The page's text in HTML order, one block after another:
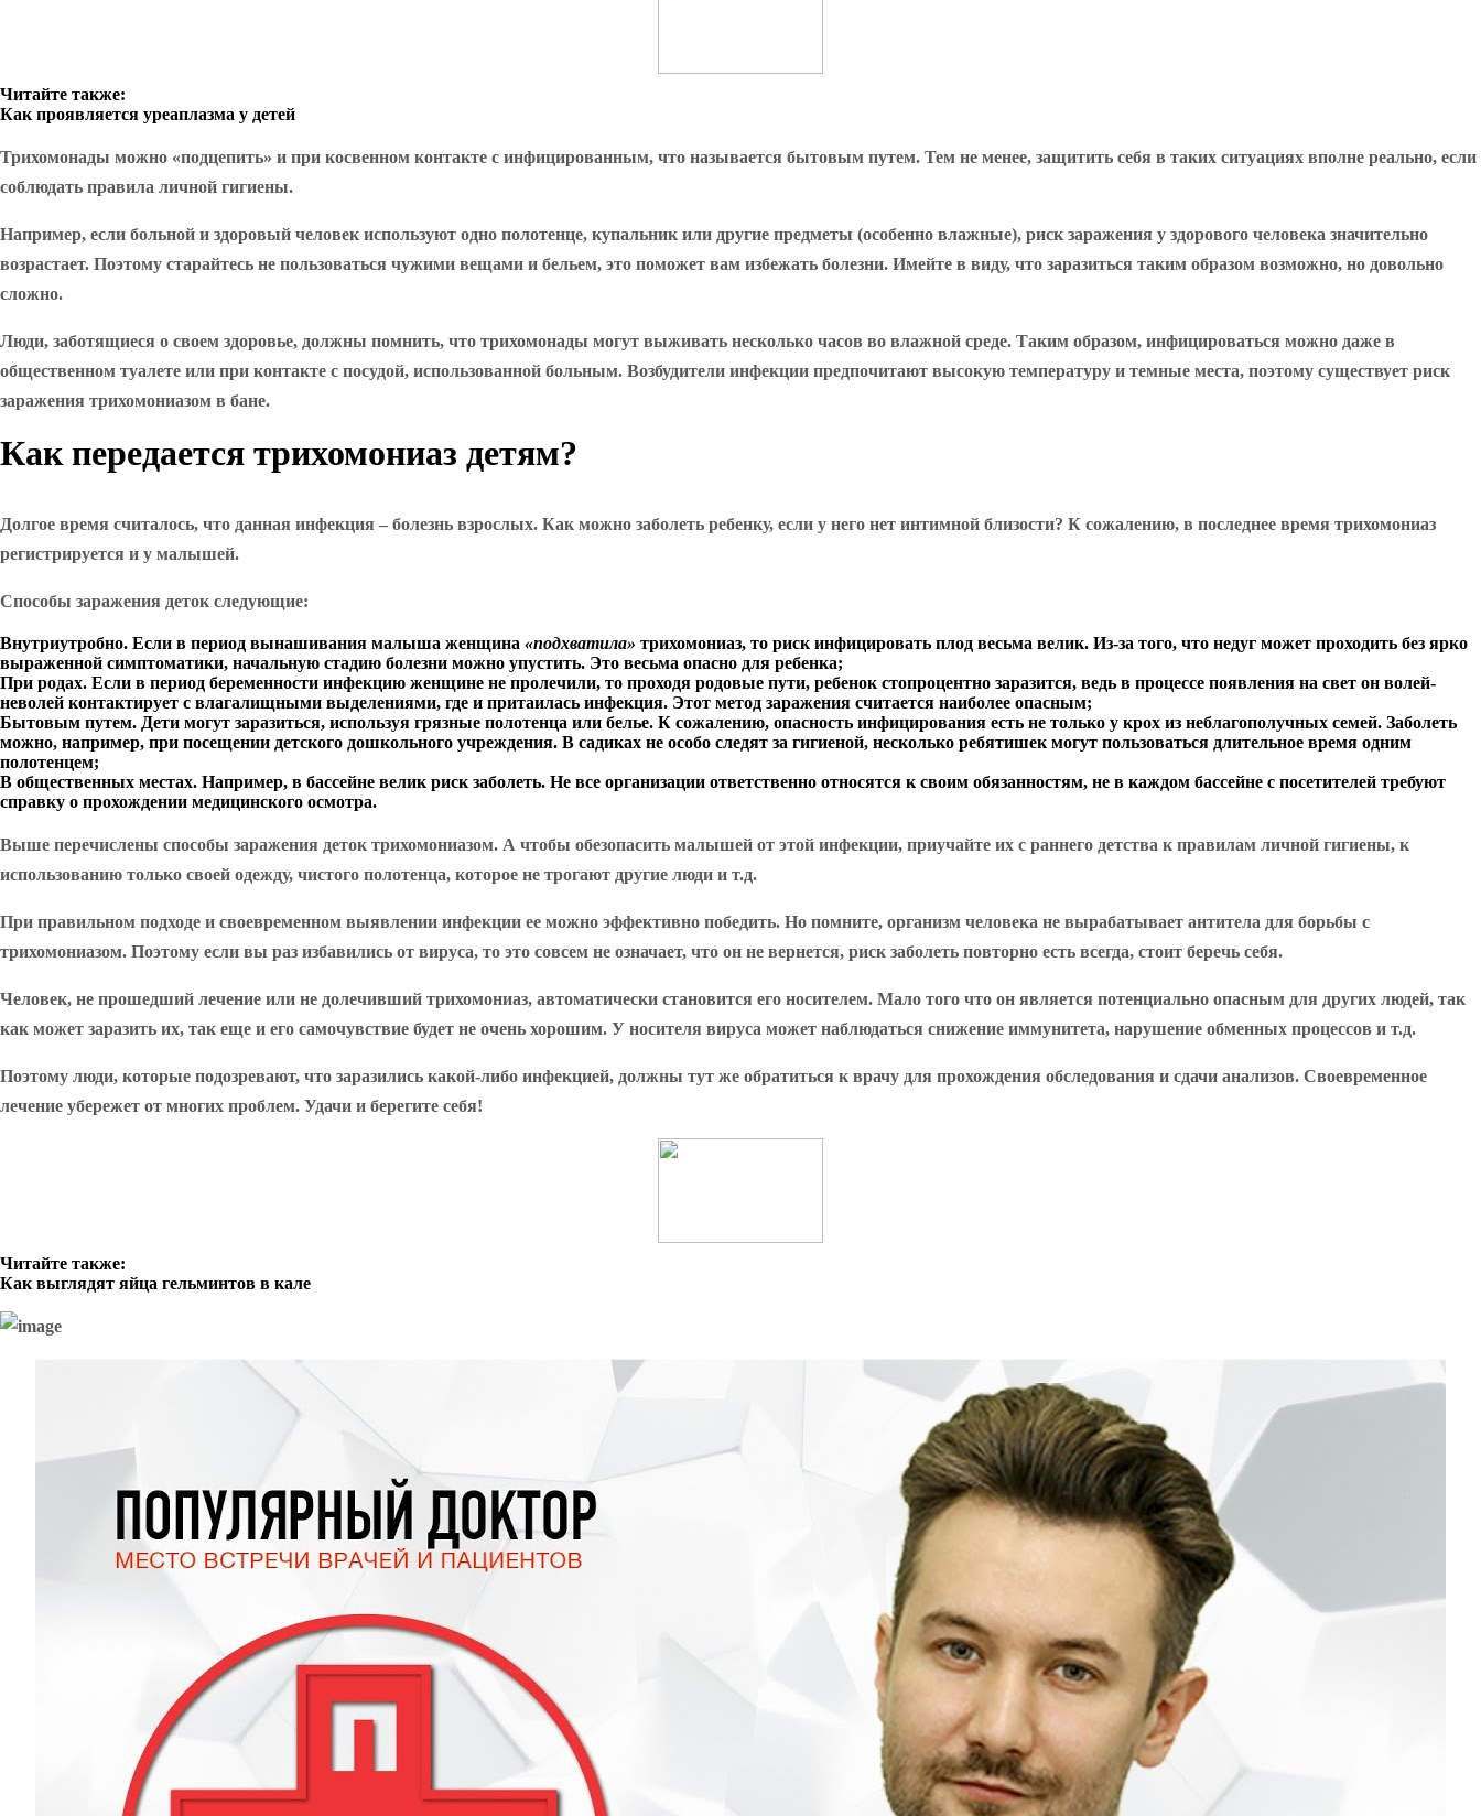
Читайте также:
Как проявляется уреаплазма у детей
Трихомонады можно «подцепить» и при косвенном контакте с инфицированным, что называется бытовым путем. Тем не менее, защитить себя в таких ситуациях вполне реально, если
соблюдать правила личной гигиены.
Например, если больной и здоровый человек используют одно полотенце, купальник или другие предметы (особенно влажные), риск заражения у здорового человека значительно
возрастает. Поэтому старайтесь не пользоваться чужими вещами и бельем, это поможет вам избежать болезни. Имейте в виду, что заразиться таким образом возможно, но довольно
сложно.
Люди, заботящиеся о своем здоровье, должны помнить, что трихомонады могут выживать несколько часов во влажной среде. Таким образом, инфицироваться можно даже в
общественном туалете или при контакте с посудой, использованной больным. Возбудители инфекции предпочитают высокую температуру и темные места, поэтому существует риск
заражения трихомониазом в бане.
Как передается трихомониаз детям?
Долгое время считалось, что данная инфекция – болезнь взрослых. Как можно заболеть ребенку, если у него нет интимной близости? К сожалению, в последнее время трихомониаз
регистрируется и у малышей.
Способы заражения деток следующие:
Внутриутробно. Если в период вынашивания малыша женщина «подхватила» трихомониаз, то риск инфицировать плод весьма велик. Из-за того, что недуг может проходить без ярко
выраженной симптоматики, начальную стадию болезни можно упустить. Это весьма опасно для ребенка;
При родах. Если в период беременности инфекцию женщине не пролечили, то проходя родовые пути, ребенок стопроцентно заразится, ведь в процессе появления на свет он волей-
неволей контактирует с влагалищными выделениями, где и притаилась инфекция. Этот метод заражения считается наиболее опасным;
Бытовым путем. Дети могут заразиться, используя грязные полотенца или белье. К сожалению, опасность инфицирования есть не только у крох из неблагополучных семей. Заболеть
можно, например, при посещении детского дошкольного учреждения. В садиках не особо следят за гигиеной, несколько ребятишек могут пользоваться длительное время одним
полотенцем;
В общественных местах. Например, в бассейне велик риск заболеть. Не все организации ответственно относятся к своим обязанностям, не в каждом бассейне с посетителей требуют
справку о прохождении медицинского осмотра.
Выше перечислены способы заражения деток трихомониазом. А чтобы обезопасить малышей от этой инфекции, приучайте их с раннего детства к правилам личной гигиены, к
использованию только своей одежду, чистого полотенца, которое не трогают другие люди и т.д.
При правильном подходе и своевременном выявлении инфекции ее можно эффективно победить. Но помните, организм человека не вырабатывает антитела для борьбы с
трихомониазом. Поэтому если вы раз избавились от вируса, то это совсем не означает, что он не вернется, риск заболеть повторно есть всегда, стоит беречь себя.
Человек, не прошедший лечение или не долечивший трихомониаз, автоматически становится его носителем. Мало того что он является потенциально опасным для других людей, так
как может заразить их, так еще и его самочувствие будет не очень хорошим. У носителя вируса может наблюдаться снижение иммунитета, нарушение обменных процессов и т.д.
Поэтому люди, которые подозревают, что заразились какой-либо инфекцией, должны тут же обратиться к врачу для прохождения обследования и сдачи анализов. Своевременное
лечение убережет от многих проблем. Удачи и берегите себя!
Читайте также:
Как выглядят яйца гельминтов в кале